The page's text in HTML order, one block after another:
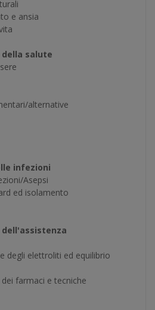
e ansia
della salute
alternative
infezioni
Asepsi
ed isolamento
dell'assistenza
degli elettroliti ed equilibrio
farmaci e tecniche